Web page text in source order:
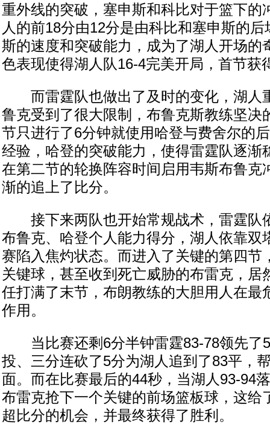
重外线的突破，塞申斯和科比对于篮下的
人的前18分由12分是由科比和塞申斯的
斯的速度和突破能力，成为了湖人开场的
色表现使得湖人队16-4完美开局，首节获
而雷霆队也做出了及时的变化，湖人
鲁克受到了很大限制，布鲁克斯教练坚决
节只进行了6分钟就使用哈登与费舍尔的
经验，哈登的突破能力，使得雷霆队逐渐
在第二节的轮换阵容时间启用韦斯布鲁克
渐的追上了比分。
接下来两队也开始常规战术，雷霆队
布鲁克、哈登个人能力得分，湖人依靠双
赛陷入焦灼状态。而进入了关键的第四节
关键球，甚至收到死亡威胁的布雷克，居
任打满了末节，布朗教练的大胆用人在最
作用。
当比赛还剩6分半钟雷霆83-78领先了5
投、三分连砍了5分为湖人追到了83平，
面。而在比赛最后的44秒，当湖人93-94
布雷克抢下一个关键的前场篮板球，这给
超比分的机会，并最终获得了胜利。